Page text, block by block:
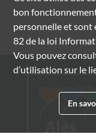
bon
personnelle et sont
82 de la loi
Vous pouvez
d’utilisation sur le
En